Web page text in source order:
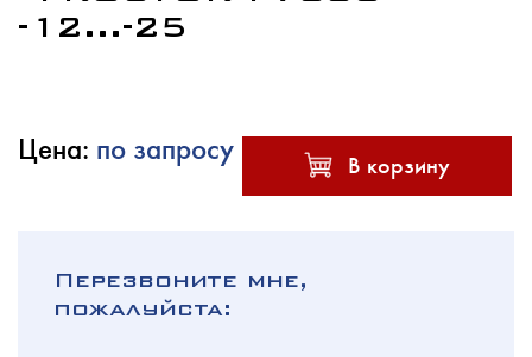
Новости
Для покупателей
-12...-25
Цена: по запросу В корзину
Перезвоните мне,
пожалуйста: